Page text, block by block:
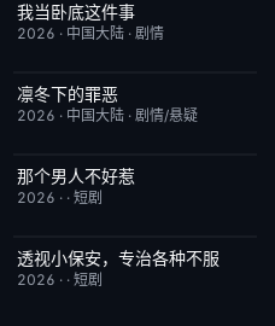
已完结
我当卧底这件事
2026 · 中国大陆 · 剧情
更新至第16集
凛冬下的罪恶
2026 · 中国大陆 · 剧情/悬疑
完结
那个男人不好惹
2026 · · 短剧
完结
透视小保安，专治各种不服
2026 · · 短剧